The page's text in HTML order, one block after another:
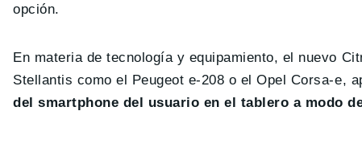
opción.
En materia de tecnología y equipamiento, el nuevo
Stellantis como el Peugeot e-208 o el Opel Corsa-e,
del smartphone del usuario en el tablero a modo